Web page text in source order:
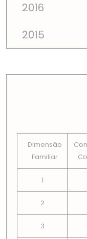
2016
2015
Dimensão
Familiar
1
2
3